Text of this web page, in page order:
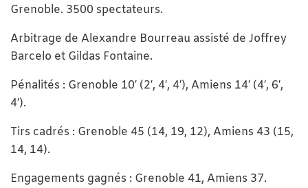
Grenoble. 3500 spectateurs.
Arbitrage de Alexandre Bourreau assisté de Joffrey
Barcelo et Gildas Fontaine.
Pénalités : Grenoble 10′ (2′, 4′, 4′), Amiens 14′ (4′, 6′,
4′).
Tirs cadrés : Grenoble 45 (14, 19, 12), Amiens 43 (15,
14, 14).
Engagements gagnés : Grenoble 41, Amiens 37.